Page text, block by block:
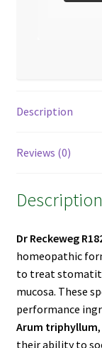
Description
Reviews (0)
Description
Dr Reckeweg
homeopathic
to treat
mucosa. These
performance
Arum triphyllum
their ability to